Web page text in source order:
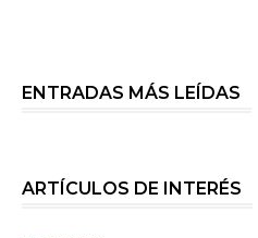
ENTRADAS MÁS LEÍDAS
ARTÍCULOS DE INTERÉS